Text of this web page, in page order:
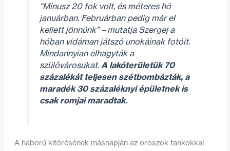
“Mínusz 20 fok volt, és méteres hó
januárban. Februárban pedig már el
kellett jönnünk”– mutatja Szergej a
hóban vidáman játszó unokáinak fotóit.
Mindannyian elhagyták a
szülővárosukat. A lakóterületük 70
százalékát teljesen szétbombázták, a
maradék 30 százaléknyi épületnek is
csak romjai maradtak.
A háború kitörésének másnapján az oroszok tankokkal